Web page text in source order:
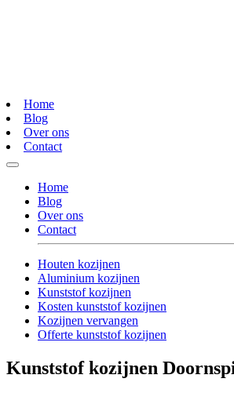
Home
Blog
Over ons
Contact
Home
Blog
Over ons
Contact
Houten kozijnen
Aluminium kozijnen
Kunststof kozijnen
Kosten kunststof kozijnen
Kozijnen vervangen
Offerte kunststof kozijnen
Kunststof kozijnen